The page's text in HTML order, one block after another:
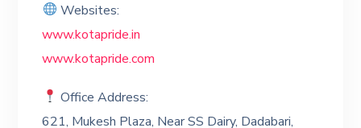
Websites:
www.kotapride.in
www.kotapride.com
Office Address:
621, Mukesh Plaza, Near SS Dairy, Dadabari,